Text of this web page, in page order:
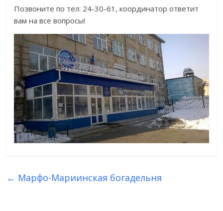
Позвоните по тел: 24-30-61, координатор ответит
вам на все вопросы!
← Марфо-Мариинская богадельня